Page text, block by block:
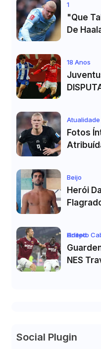
O Sp.
1
"Que
De
Internet
18 Anos
Atualidade
Fotos
Geram
Beijo
Herói
Beijos
Adepto Cabelo Manchester United
NES
Social Plugin